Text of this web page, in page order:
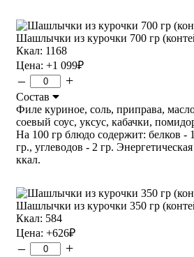
Шашлычки из курочки 700 гр
Ккал: 1168
Цена: +1 099₽
– +
Состав
Филе куриное, соль, приправа,
соевый соус, уксус, кабачки,
На 100 гр блюдо содержит: белков -
гр., углеводов - 2 гр.
ккал.
Шашлычки из курочки 350 гр
Ккал: 584
Цена: +626₽
– +